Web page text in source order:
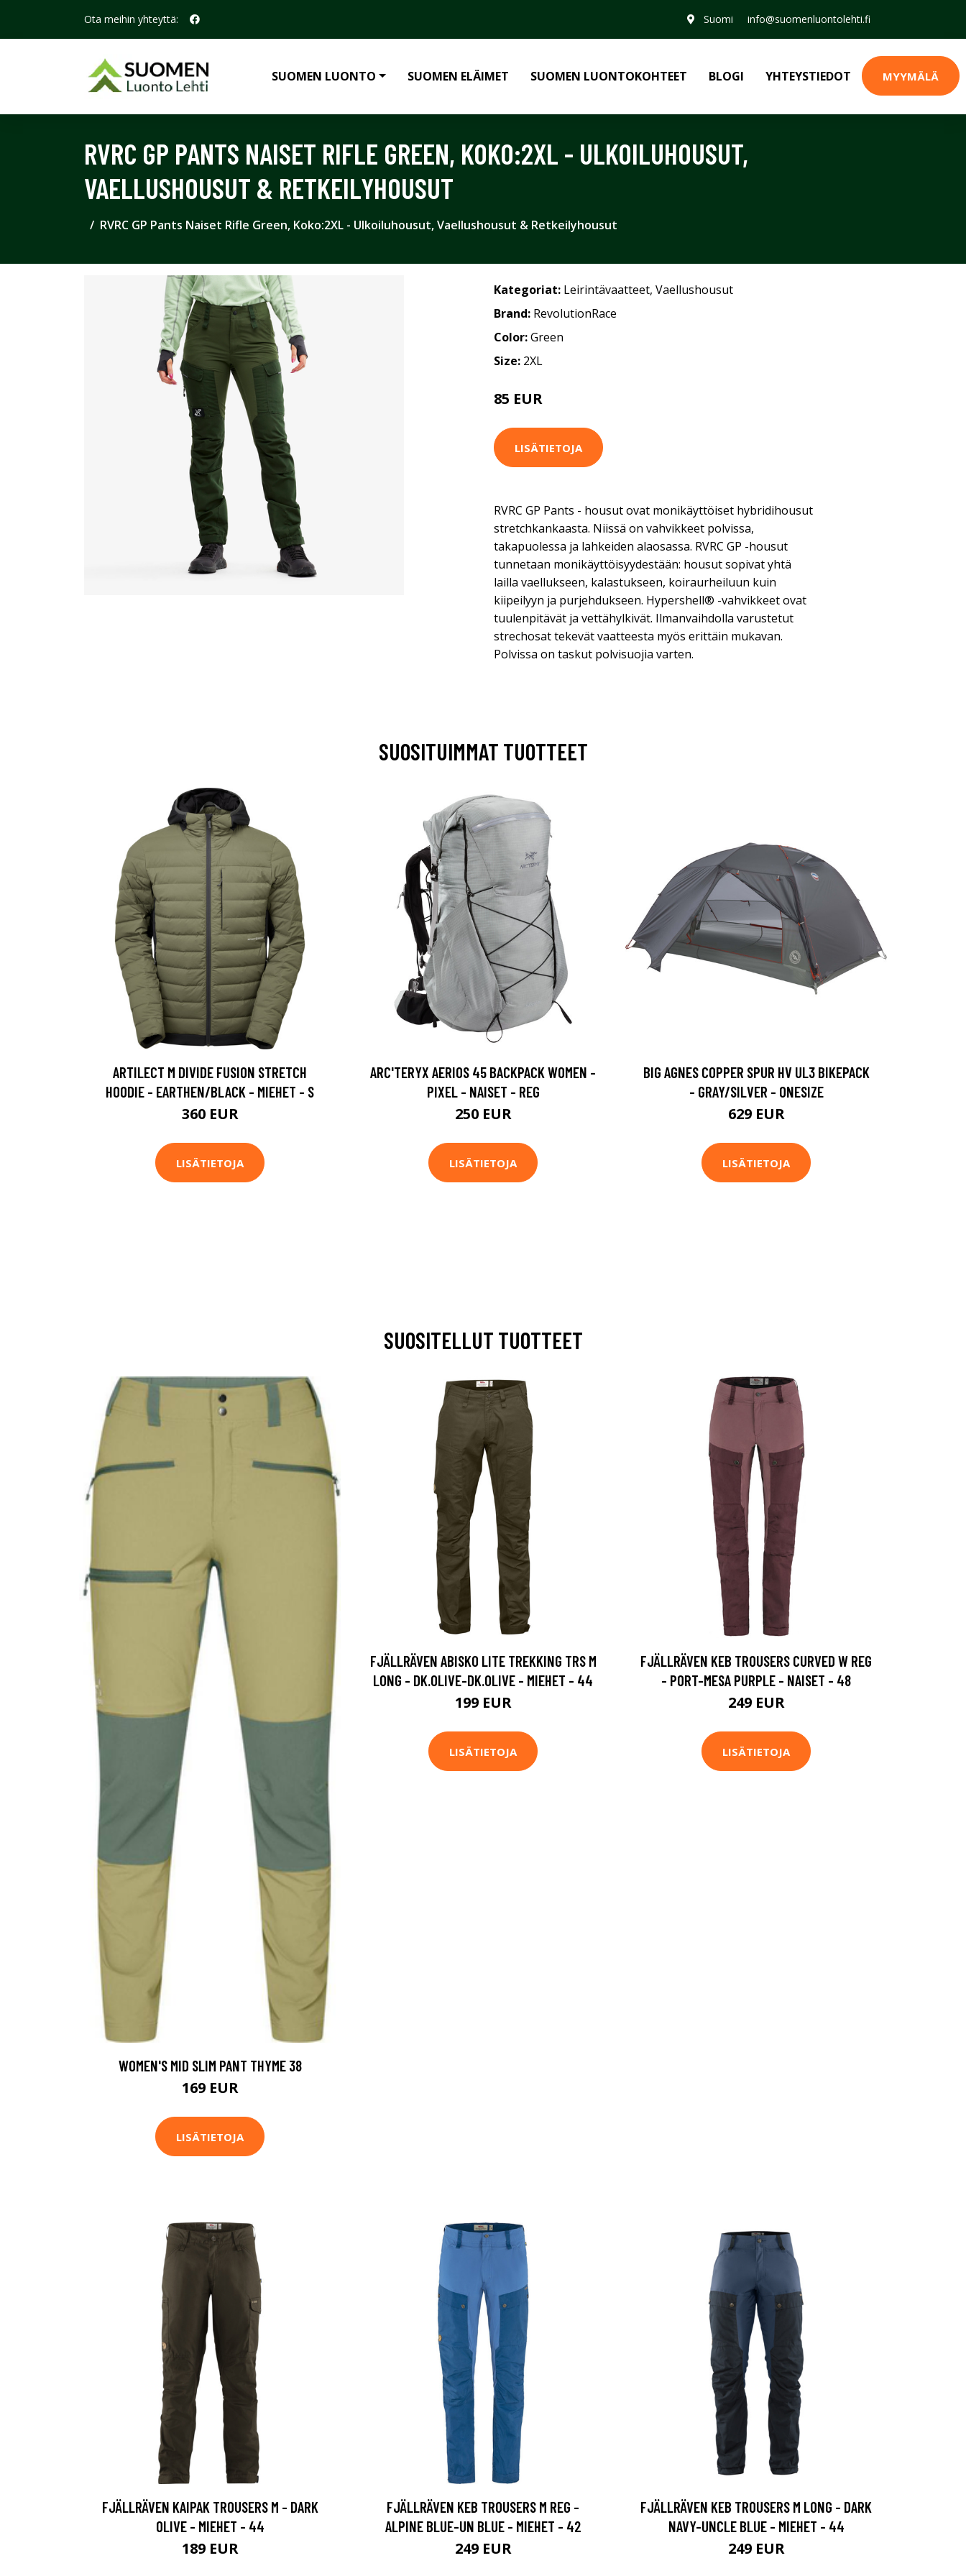
Ota meihin yhteyttä: Suomi info@suomenluontolehti.fi
SUOMEN LUONTO SUOMEN ELÄIMET SUOMEN LUONTOKOHTEET BLOGI YHTEYSTIEDOT MYYMÄLÄ
RVRC GP PANTS NAISET RIFLE GREEN, KOKO:2XL - ULKOILUHOUSUT,
VAELLUSHOUSUT & RETKEILYHOUSUT
RVRC GP Pants Naiset Rifle Green, Koko:2XL - Ulkoiluhousut, Vaellushousut & Retkeilyhousut
Kategoriat: Leirintävaatteet, Vaellushousut
Brand: RevolutionRace
Color:Green
Size: 2XL
85 EUR
LISÄTIETOJA
RVRC GP Pants - housut ovat monikäyttöiset hybridihousut
stretchkankaasta. Niissä on vahvikkeet polvissa,
takapuolessa ja lahkeiden alaosassa. RVRC GP -housut
tunnetaan monikäyttöisyydestään: housut sopivat yhtä
lailla vaellukseen, kalastukseen, koiraurheiluun kuin
kiipeilyyn ja purjehdukseen. Hypershell® -vahvikkeet ovat
tuulenpitävät ja vettähylkivät. Ilmanvaihdolla varustetut
strechosat tekevät vaatteesta myös erittäin mukavan.
Polvissa on taskut polvisuojia varten.
SUOSITUIMMAT TUOTTEET
ARTILECT M DIVIDE FUSION STRETCH
HOODIE - EARTHEN/BLACK - MIEHET - S
360 EUR
LISÄTIETOJA
ARC'TERYX AERIOS 45 BACKPACK WOMEN -
PIXEL - NAISET - REG
250 EUR
LISÄTIETOJA
BIG AGNES COPPER SPUR HV UL3 BIKEPACK
- GRAY/SILVER - ONESIZE
629 EUR
LISÄTIETOJA
SUOSITELLUT TUOTTEET
WOMEN'S MID SLIM PANT THYME 38
169 EUR
LISÄTIETOJA
FJÄLLRÄVEN ABISKO LITE TREKKING TRS M
LONG - DK.OLIVE-DK.OLIVE - MIEHET - 44
199 EUR
LISÄTIETOJA
FJÄLLRÄVEN KEB TROUSERS CURVED W REG
- PORT-MESA PURPLE - NAISET - 48
249 EUR
LISÄTIETOJA
FJÄLLRÄVEN KAIPAK TROUSERS M - DARK
OLIVE - MIEHET - 44
189 EUR
FJÄLLRÄVEN KEB TROUSERS M REG -
ALPINE BLUE-UN BLUE - MIEHET - 42
249 EUR
FJÄLLRÄVEN KEB TROUSERS M LONG - DARK
NAVY-UNCLE BLUE - MIEHET - 44
249 EUR